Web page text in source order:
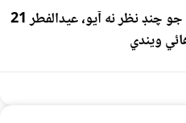
پاڪستان ۾ شوال جو چنڊ نظر نه آيو، عيدالفطر 21
ويندي